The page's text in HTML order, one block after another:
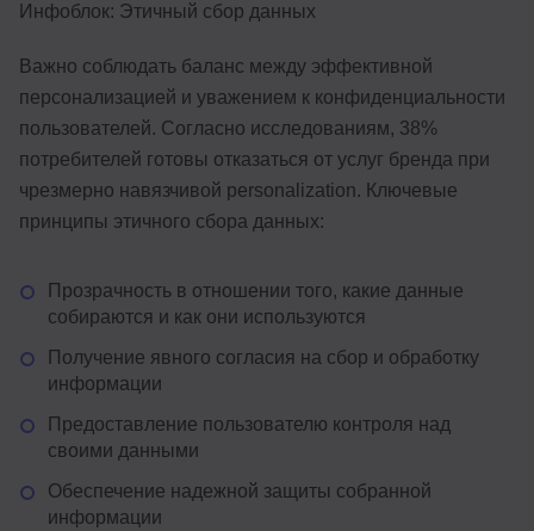
Инфоблок: Этичный сбор данных
Важно соблюдать баланс между эффективной
персонализацией и уважением к конфиденциальности
пользователей. Согласно исследованиям, 38%
потребителей готовы отказаться от услуг бренда при
чрезмерно навязчивой personalization. Ключевые
принципы этичного сбора данных:
Прозрачность в отношении того, какие данные
собираются и как они используются
Получение явного согласия на сбор и обработку
информации
Предоставление пользователю контроля над
своими данными
Обеспечение надежной защиты собранной
информации